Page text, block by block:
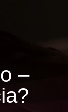
–